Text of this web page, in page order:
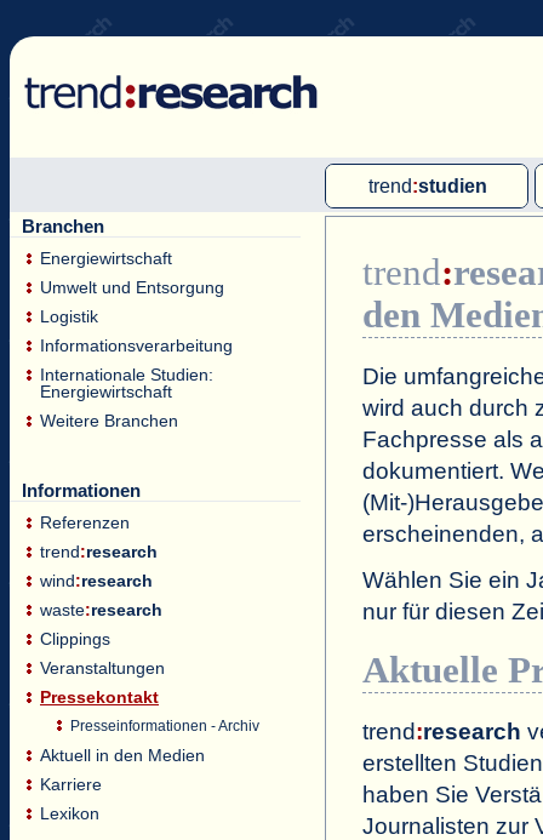
trend:studien
Single-Client-Studien
Internationale Markt Reports
Branchen
Energiewirtschaft
Umwelt und Entsorgung
Logistik
Informationsverarbeitung
Internationale Studien:
Energiewirtschaft
Weitere Branchen
Informationen
Referenzen
trend:research
wind:research
waste:research
Clippings
Veranstaltungen
Pressekontakt
Presseinformationen - Archiv
Aktuell in den Medien
Karriere
Lexikon
trend:
den
Die
wird auch durch
Fachpresse als
dokumentiert.
(Mit-
erscheinenden,
Wählen Sie ein
nur für diesen
Aktuelle
trend:research
erstellten
haben Sie
Journalisten zur